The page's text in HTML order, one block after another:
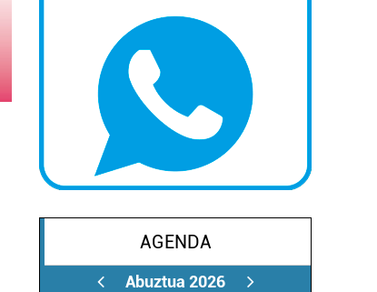
AGENDA
Abuztua 2026